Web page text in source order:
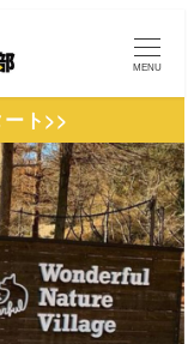
MENU
ト>>